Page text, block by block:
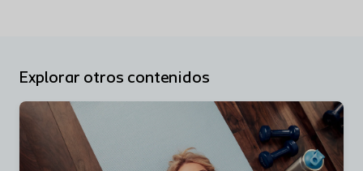
Explorar otros contenidos